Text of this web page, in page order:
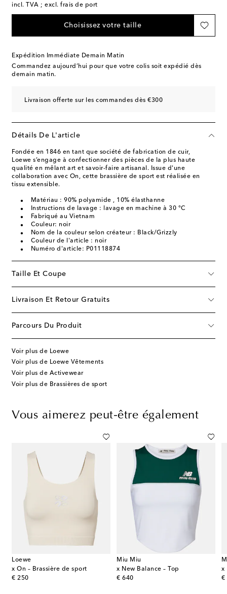
incl. TVA ; excl. frais de port
Choisissez votre taille
Expédition Immédiate Demain Matin
Commandez aujourd’hui pour que votre colis soit expédié dès
demain matin.
Livraison offerte sur les commandes dès €300
Détails De L'article
Fondée en 1846 en tant que société de fabrication de cuir,
Loewe s’engage à confectionner des pièces de la plus haute
qualité en mêlant art et savoir-faire artisanal. Issue d'une
collaboration avec On, cette brassière de sport est réalisée en
tissu extensible.
Matériau : 90% polyamide , 10% élasthanne
Instructions de lavage : lavage en machine à 30 °C
Fabriqué au Vietnam
Couleur: noir
Nom de la couleur selon créateur : Black/Grizzly
Couleur de l'article : noir
Numéro d'article: P01118874
Taille Et Coupe
Livraison Et Retour Gratuits
Parcours Du Produit
Voir plus de Loewe
Voir plus de Loewe Vêtements
Voir plus de Activewear
Voir plus de Brassières de sport
Vous aimerez peut-être également
Loewe
x On – Brassière de sport
€ 250
original price
Miu Miu
x New Balance – Top
€ 640
original price
x
€